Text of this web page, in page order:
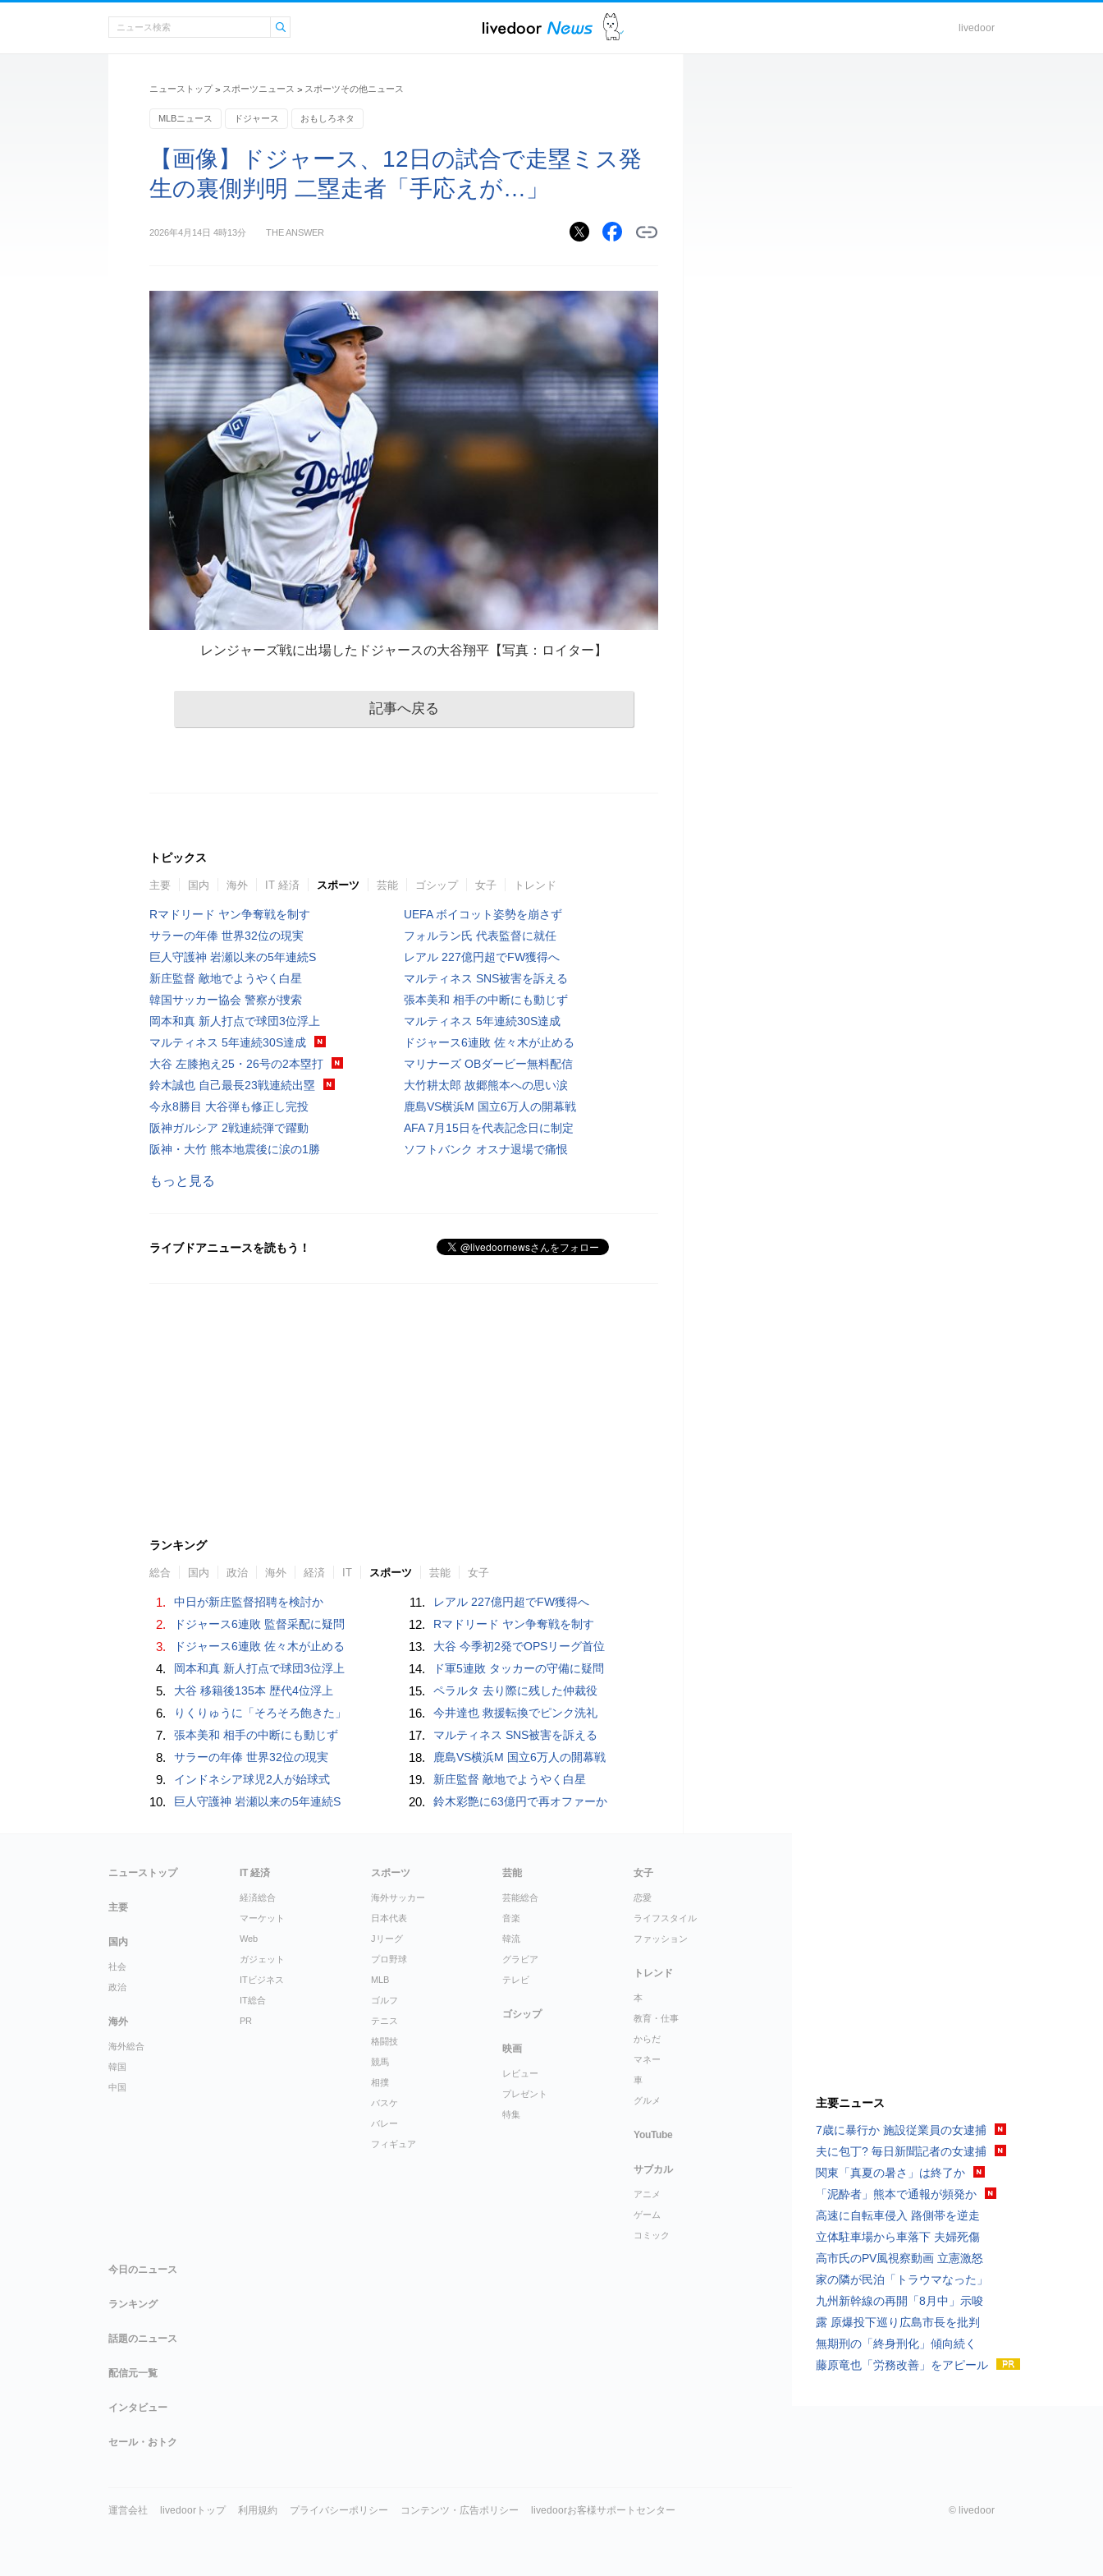
livedoor
ニューストップ > スポーツニュース > スポーツその他ニュース
MLBニュース ドジャース おもしろネタ
【画像】ドジャース、12日の試合で走塁ミス発
生の裏側判明 二塁走者「手応えが…」
2026年4月14日 4時13分 THE ANSWER
レンジャーズ戦に出場したドジャースの大谷翔平【写真：ロイター】
記事へ戻る
トピックス
主要 国内 海外 IT 経済 スポーツ 芸能 ゴシップ 女子 トレンド
Rマドリード ヤン争奪戦を制す
サラーの年俸 世界32位の現実
巨人守護神 岩瀬以来の5年連続S
新庄監督 敵地でようやく白星
韓国サッカー協会 警察が捜索
岡本和真 新人打点で球団3位浮上
マルティネス 5年連続30S達成
大谷 左膝抱え25・26号の2本塁打
鈴木誠也 自己最長23戦連続出塁
今永8勝目 大谷弾も修正し完投
阪神ガルシア 2戦連続弾で躍動
阪神・大竹 熊本地震後に涙の1勝
UEFA ボイコット姿勢を崩さず
フォルラン氏 代表監督に就任
レアル 227億円超でFW獲得へ
マルティネス SNS被害を訴える
張本美和 相手の中断にも動じず
マルティネス 5年連続30S達成
ドジャース6連敗 佐々木が止める
マリナーズ OBダービー無料配信
大竹耕太郎 故郷熊本への思い涙
鹿島VS横浜M 国立6万人の開幕戦
AFA 7月15日を代表記念日に制定
ソフトバンク オスナ退場で痛恨
もっと見る
ライブドアニュースを読もう！
ランキング
総合 国内 政治 海外 経済 IT スポーツ 芸能 女子
1. 中日が新庄監督招聘を検討か
2. ドジャース6連敗 監督采配に疑問
3. ドジャース6連敗 佐々木が止める
4. 岡本和真 新人打点で球団3位浮上
5. 大谷 移籍後135本 歴代4位浮上
6. りくりゅうに「そろそろ飽きた」
7. 張本美和 相手の中断にも動じず
8. サラーの年俸 世界32位の現実
9. インドネシア球児2人が始球式
10. 巨人守護神 岩瀬以来の5年連続S
11. レアル 227億円超でFW獲得へ
12. Rマドリード ヤン争奪戦を制す
13. 大谷 今季初2発でOPSリーグ首位
14. ド軍5連敗 タッカーの守備に疑問
15. ペラルタ 去り際に残した仲裁役
16. 今井達也 救援転換でピンク洗礼
17. マルティネス SNS被害を訴える
18. 鹿島VS横浜M 国立6万人の開幕戦
19. 新庄監督 敵地でようやく白星
20. 鈴木彩艶に63億円で再オファーか
主要ニュース
7歳に暴行か 施設従業員の女逮捕
夫に包丁? 毎日新聞記者の女逮捕
関東「真夏の暑さ」は終了か
「泥酔者」熊本で通報が頻発か
高速に自転車侵入 路側帯を逆走
立体駐車場から車落下 夫婦死傷
高市氏のPV風視察動画 立憲激怒
家の隣が民泊「トラウマなった」
九州新幹線の再開「8月中」示唆
露 原爆投下巡り広島市長を批判
無期刑の「終身刑化」傾向続く
藤原竜也「労務改善」をアピール
ニューストップ
主要
国内
社会
政治
海外
海外総合
韓国
中国
IT 経済
経済総合
マーケット
Web
ガジェット
ITビジネス
IT総合
PR
スポーツ
海外サッカー
日本代表
Jリーグ
プロ野球
MLB
ゴルフ
テニス
格闘技
競馬
相撲
バスケ
バレー
フィギュア
芸能
芸能総合
音楽
韓流
グラビア
テレビ
ゴシップ
映画
レビュー
プレゼント
特集
女子
恋愛
ライフスタイル
ファッション
トレンド
本
教育・仕事
からだ
マネー
車
グルメ
YouTube
サブカル
アニメ
ゲーム
コミック
今日のニュース
ランキング
話題のニュース
配信元一覧
インタビュー
セール・おトク
運営会社 livedoorトップ 利用規約 プライバシーポリシー コンテンツ・広告ポリシー livedoorお客様サポートセンター © livedoor